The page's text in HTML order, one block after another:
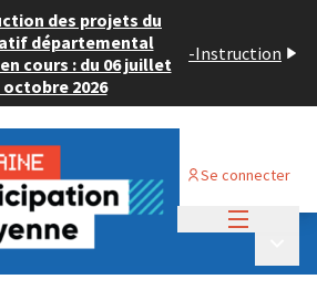
des projets du
départemental
cours : du 06 juillet
octobre 2026
-Instruction
Se connecter
2024